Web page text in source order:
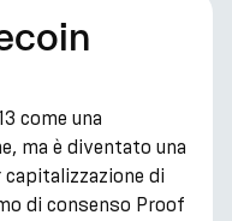
come una
ma è diventato una
di
di consenso Proof